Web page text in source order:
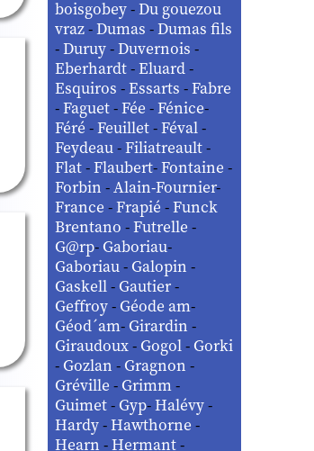
boisgobey-Du gouezou
vraz-Dumas-Dumas fils
-Duruy-Duvernois-
Eberhardt-Eluard-
Esquiros-Essarts-Fabre
-Faguet-Fée-Fénice-
Féré-Feuillet-Féval-
Feydeau-Filiatreault-
Flat-Flaubert-Fontaine-
Forbin-Alain-Fournier-
France-Frapié-Funck
Brentano-Futrelle-
G@rp- Gaboriau-
Gaboriau- Galopin-
Gaskell- Gautier-
Geffroy- Géode am-
Géod´am- Girardin-
Giraudoux- Gogol- Gorki
- Gozlan- Gragnon-
Gréville- Grimm-
Guimet- Gyp-Halévy-
Hardy-Hawthorne-
Hearn-Hermant-